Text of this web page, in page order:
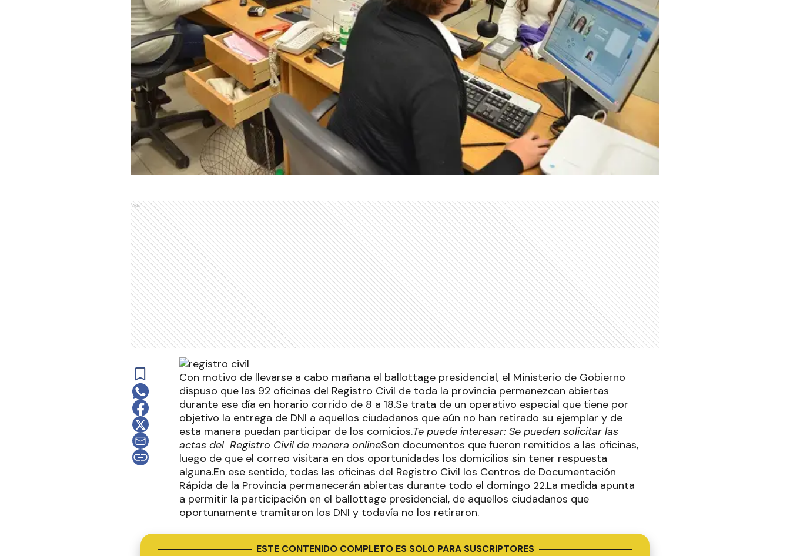
Ads
Con motivo de llevarse a cabo mañana el ballottage presidencial, el Ministerio de Gobierno
dispuso que las 92 oficinas del Registro Civil de toda la provincia permanezcan abiertas
durante ese día en horario corrido de 8 a 18.Se trata de un operativo especial que tiene por
objetivo la entrega de DNI a aquellos ciudadanos que aún no han retirado su ejemplar y de
esta manera puedan participar de los comicios.Te puede interesar: Se pueden solicitar las
actas del Registro Civil de manera onlineSon documentos que fueron remitidos a las oficinas,
luego de que el correo visitara en dos oportunidades los domicilios sin tener respuesta
alguna.En ese sentido, todas las oficinas del Registro Civil los Centros de Documentación
Rápida de la Provincia permanecerán abiertas durante todo el domingo 22.La medida apunta
a permitir la participación en el ballottage presidencial, de aquellos ciudadanos que
oportunamente tramitaron los DNI y todavía no los retiraron.
ESTE CONTENIDO COMPLETO ES SOLO PARA SUSCRIPTORES